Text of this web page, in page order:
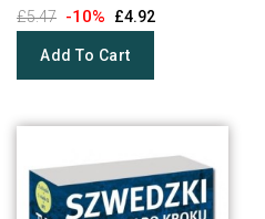
£5.47 -10% £4.92
Add To Cart